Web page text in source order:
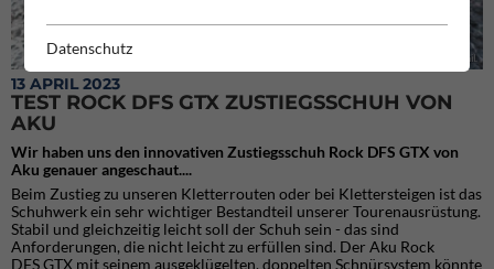
Die Vibram-Sohle des Aku Rock DFS GTX im Detail.
13 APRIL 2023
TEST ROCK DFS GTX ZUSTIEGSSCHUH VON
AKU
Wir haben uns den innovativen Zustiegsschuh Rock DFS GTX von
Aku genauer angeschaut....
Beim Zustieg zu unseren Kletterrouten oder bei Klettersteigen ist das
Schuhwerk ein sehr wichtiger Bestandteil unserer Tourenausrüstung.
Stabil und gleichzeitig leicht soll der Schuh sein - das sind
Anforderungen, die nicht leicht zu erfüllen sind. Der Aku Rock
DFS GTX mit seinem ausgeklügelten, doppelten Schnürsystem könnte
Datenschutz